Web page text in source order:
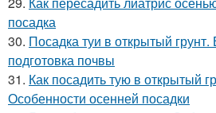
посадка
30. Посадка туи в открытый
подготовка почвы
31. Как посадить тую в открытый
Особенности осенней посадки